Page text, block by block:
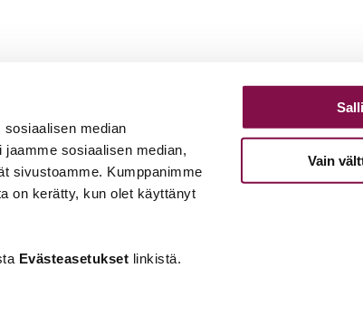
median
sosiaalisen median,
sivustoamme. Kumppanimme
on kerätty, kun olet käyttänyt
Evästeasetukset linkistä.
Vain